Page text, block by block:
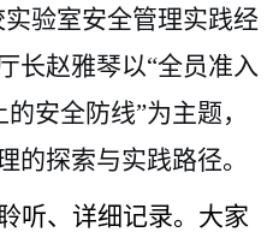
验室安全管理实践经
长赵雅琴以“全员准入
安全防线”为主题，
的探索与实践路径。
听、详细记录。大家